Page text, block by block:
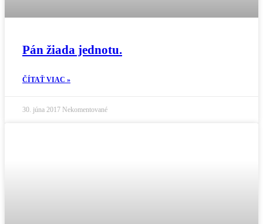
Pán žiada jednotu.
ČÍTAŤ VIAC »
30. júna 2017 Nekomentované